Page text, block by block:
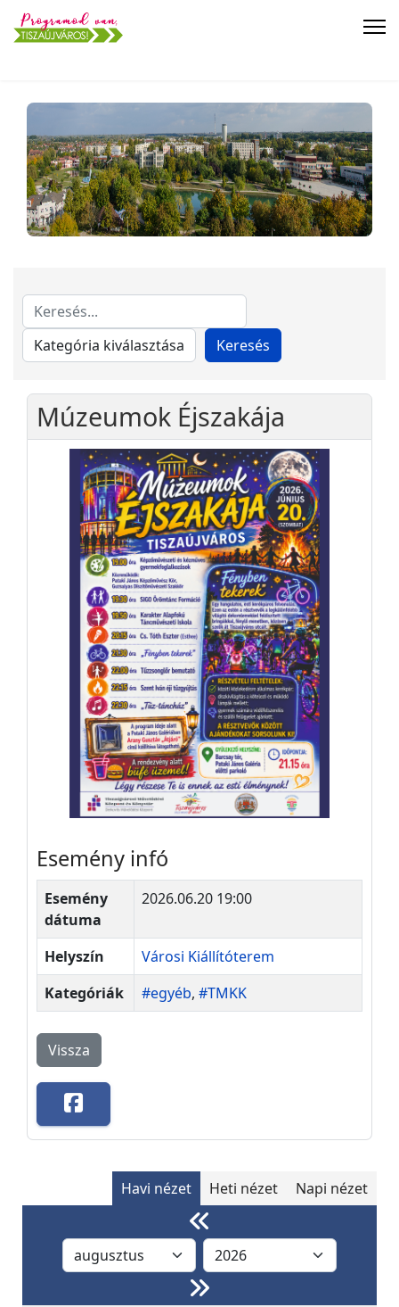
Múzeumok Éjszakája
Esemény infó
Esemény
dátuma
2026.06.20 19:00
Helyszín
Városi Kiállítóterem
Kategóriák
#egyéb, #TMKK
Vissza
Havi nézet Heti nézet Napi nézet